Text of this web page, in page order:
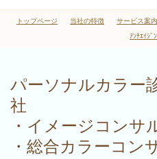
トップページ 当社の特徴 サービス案内
ｱﾝﾁｴｲｼﾞ
パーソナルカラー
社
・イメージコンサ
・総合カラーコン